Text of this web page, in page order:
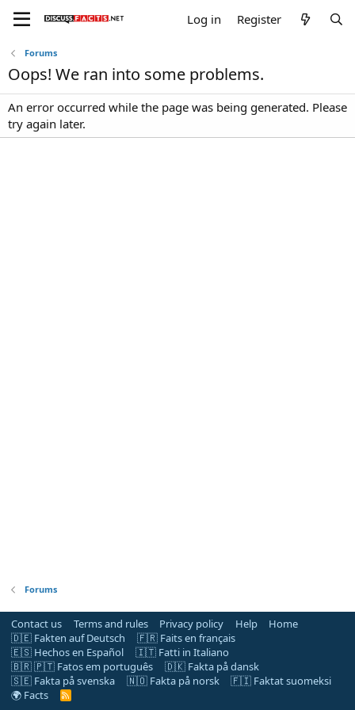
Log in Register
Forums
Oops! We ran into some problems.
An error occurred while the page was being generated. Please
try again later.
Forums
Contact us Terms and rules Privacy policy Help
Home
🇩🇪 Fakten auf Deutsch
🇫🇷 Faits en français
🇪🇸 Hechos en Español
🇮🇹 Fatti in Italiano
🇧🇷 🇵🇹 Fatos em português
🇩🇰 Fakta på dansk
🇸🇪 Fakta på svenska
🇳🇴 Fakta på norsk
🇫🇮 Faktat suomeksi
🌍 Facts
R